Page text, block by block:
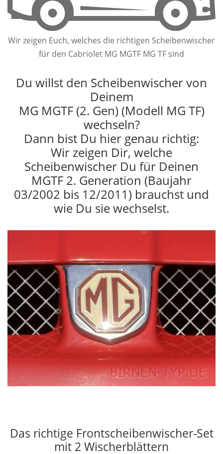
Wir zeigen Euch, welches die richtigen Scheibenwischer
für den Cabriolet MG MGTF MG TF sind
Du willst den Scheibenwischer von
Deinem
MG MGTF (2. Gen) (Modell MG TF)
wechseln?
Dann bist Du hier genau richtig:
Wir zeigen Dir, welche
Scheibenwischer Du für Deinen
MGTF 2. Generation (Baujahr
03/2002 bis 12/2011) brauchst und
wie Du sie wechselst.
Das richtige Frontscheibenwischer-Set
mit 2 Wischerblättern